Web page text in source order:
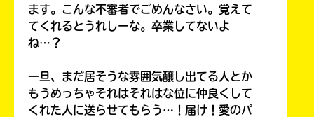
ます。こんな不審者でごめんなさい。覚えて
てくれるとうれしーな。卒業してないよ
ね…？
一旦、まだ居そうな雰囲気醸し出てる人とか
もうめっちゃそれはそれはな位に仲良くして
くれた人に送らせてもらう…！届け！愛のパ